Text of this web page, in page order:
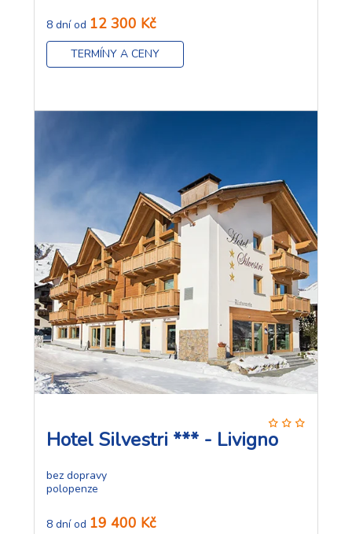
8 dní od 12 300 Kč
TERMÍNY A CENY
Hotel Silvestri *** - Livigno
bez dopravy
polopenze
8 dní od 19 400 Kč